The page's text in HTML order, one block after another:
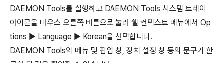
DAEMON Tools를 실행하고 DAEMON Tools 시스템 트레이
아이콘을 마우스 오른쪽 버튼으로 눌러 쉘 컨텍스트 메뉴에서 Op
tions ▶ Language ▶ Korean을 선택합니다.
DAEMON Tools의 메뉴 및 팝업 창, 장치 설정 창 등의 문구가 한